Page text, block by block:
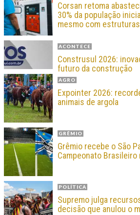
Corsan retoma
30% da população
mesmo com
ACONTECE
Construsul 2026:
futuro da construção
AGRO
Expointer 2026:
animais de argola
GRÊMIO
Grêmio recebe o São
Campeonato
POLÍTICA
Supremo julga
decisão que anulou o